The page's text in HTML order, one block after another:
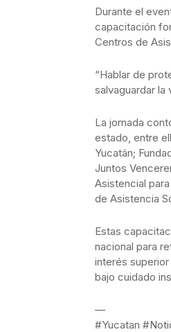
Durante el
capacitación
Centros de
“Hablar de
salvaguardar la
La jornada
estado, entre
Yucatán;
Juntos
Asistencial
de Asistencia
Estas
nacional para
interés
bajo cuidado
—
#Yucatan